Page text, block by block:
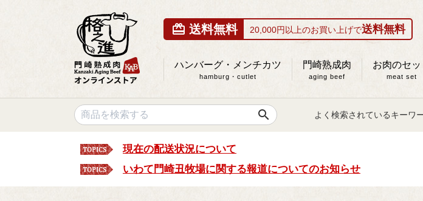
card_giftcard 送料無料 20,000円以上のお買い上げで送料無料
ハンバーグ・メンチカツ
hamburg・cutlet
門崎熟成肉
aging beef
お肉のセッ
meat set
search よく検索されているキーワ
現在の配送状況について
いわて門崎丑牧場に関する報道についてのお知らせ